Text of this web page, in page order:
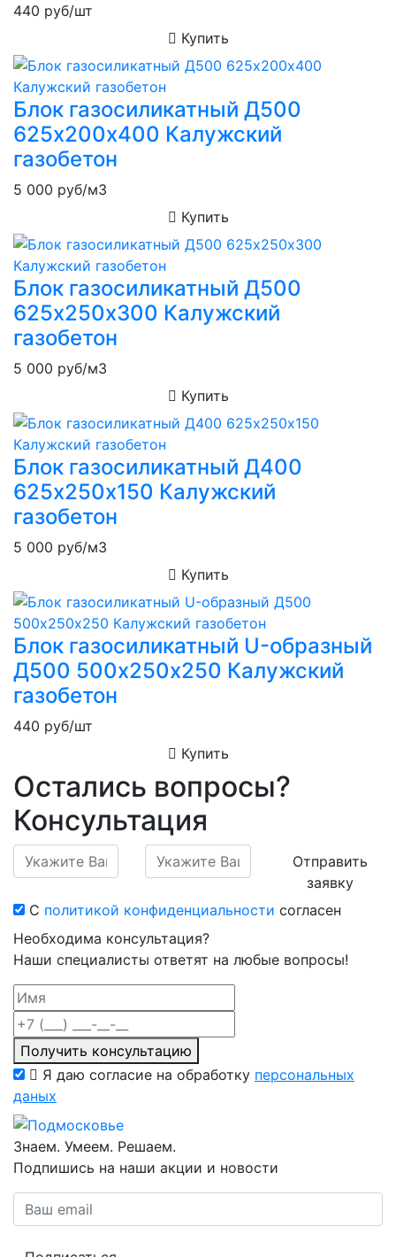
440 руб/шт
Купить
Блок газосиликатный Д500
625х200х400 Калужский
газобетон
5 000 руб/м3
Купить
Блок газосиликатный Д500
625х250х300 Калужский
газобетон
5 000 руб/м3
Купить
Блок газосиликатный Д400
625х250х150 Калужский
газобетон
5 000 руб/м3
Купить
Блок газосиликатный U-образный
Д500 500х250х250 Калужский
газобетон
440 руб/шт
Купить
Остались вопросы?
Консультация
Отправить
заявку
С политикой конфиденциальности согласен
Необходима консультация?
Наши специалисты ответят на любые вопросы!
Получить консультацию
Я даю согласие на обработку персональных
даных
Знаем. Умеем. Решаем.
Подпишись на наши акции и новости